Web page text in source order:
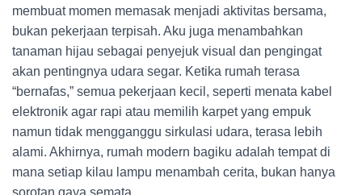
membuat momen memasak menjadi aktivitas bersama,
bukan pekerjaan terpisah. Aku juga menambahkan
tanaman hijau sebagai penyejuk visual dan pengingat
akan pentingnya udara segar. Ketika rumah terasa
“bernafas,” semua pekerjaan kecil, seperti menata kabel
elektronik agar rapi atau memilih karpet yang empuk
namun tidak mengganggu sirkulasi udara, terasa lebih
alami. Akhirnya, rumah modern bagiku adalah tempat di
mana setiap kilau lampu menambah cerita, bukan hanya
sorotan gaya semata.